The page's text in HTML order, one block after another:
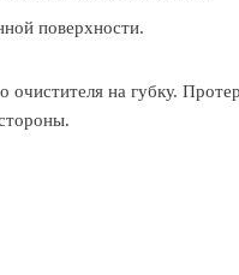
поверхности.
очистителя на губку.